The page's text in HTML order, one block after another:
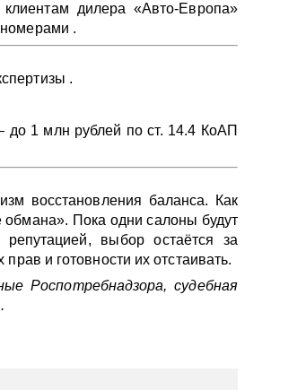
дилера «Авто-Европа»
.
.
1 млн рублей по ст. 14.4 КоАП
восстановления баланса. Как
Пока одни салоны будут
выбор остаётся за
и готовности их отстаивать.
Роспотребнадзора, судебная